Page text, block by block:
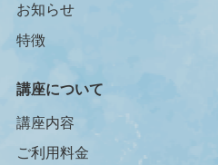
お知らせ
特徴
講座について
講座内容
ご利用料金